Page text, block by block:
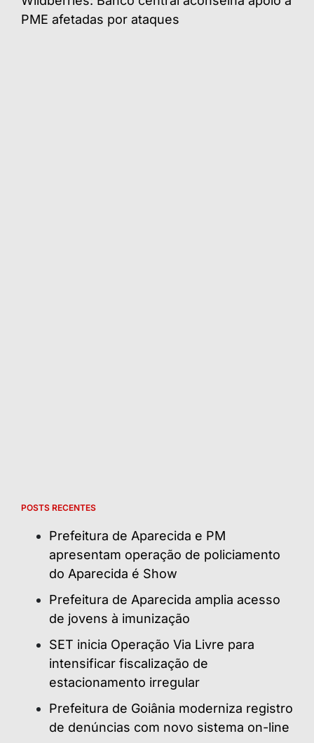
PME afetadas por ataques
POSTS RECENTES
Prefeitura de Aparecida e PM
apresentam operação de policiamento
do Aparecida é Show
Prefeitura de Aparecida amplia acesso
de jovens à imunização
SET inicia Operação Via Livre para
intensificar fiscalização de
estacionamento irregular
Prefeitura de Goiânia moderniza registro
de denúncias com novo sistema on-line